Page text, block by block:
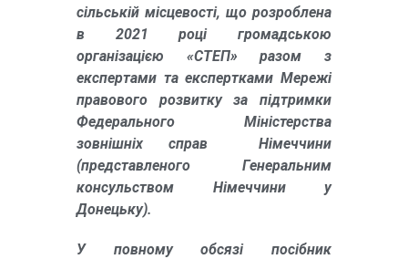
сільській місцевості, що розроблена
в 2021 році громадською
організацією «СТЕП» разом з
експертами та експертками Мережі
правового розвитку за підтримки
Федерального Міністерства
зовнішніх справ Німеччини
(представленого Генеральним
консульством Німеччини у
Донецьку).
У повному обсязі посібник